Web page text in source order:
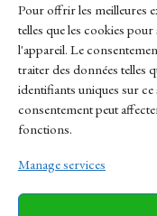
Pour offrir les meilleures
telles que les cookies
l'appareil. Le
traiter des données telles
identifiants uniques sur
consentement peut
fonctions.
Manage services
Links
Contact
Sitemap
News